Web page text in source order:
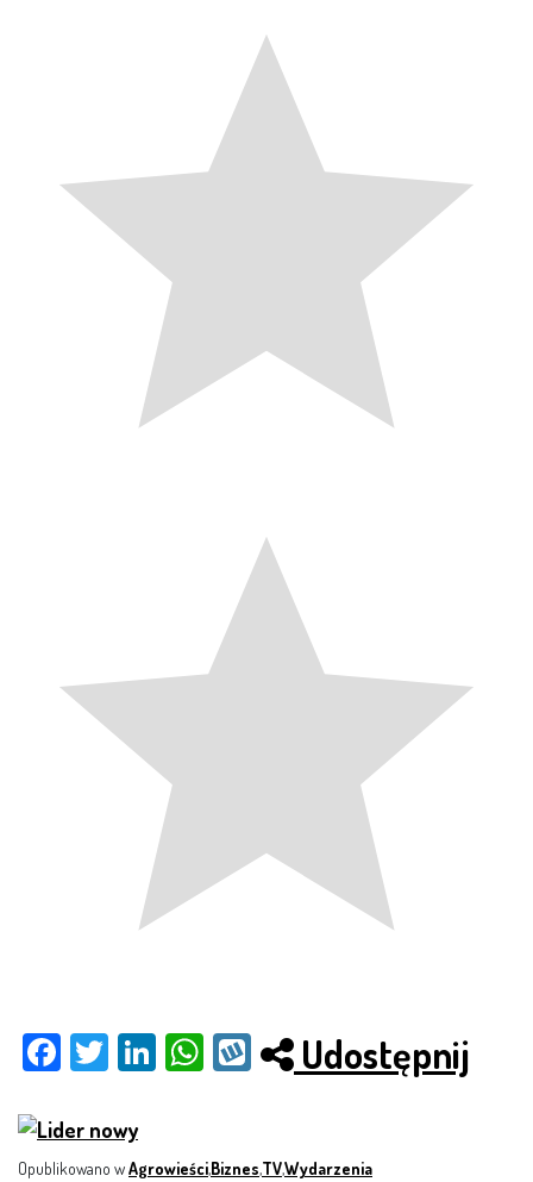
Fac
ok
Twit
Link
Wh
Wy
Udostępnij
Opublikowano wAgrowieści,Biznes,TV,Wydarzenia